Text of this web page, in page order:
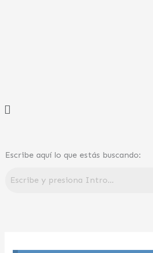
Menú
Escribe aquí lo que estás buscando: